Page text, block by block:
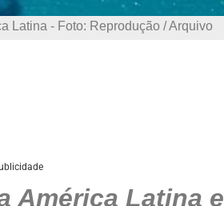
Latina - Foto: Reprodução / Arquivo
América Latina e